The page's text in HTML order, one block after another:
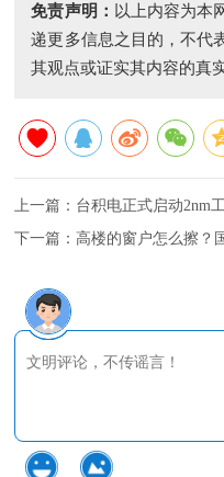
免责声明： 以上内容为本
递更多信息之目的，不代
其观点或证实其内容的真
上一篇： 台积电正式启动2nm
下一篇： 高楼的窗户怎么擦？